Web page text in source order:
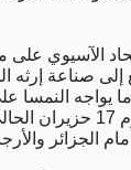
الآسيوي
إلى صناعة
يواجه النمسا
فرانسيسكو يوم 17